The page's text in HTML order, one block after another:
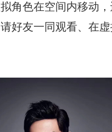
角色在空间内移动
好友一同观看、在